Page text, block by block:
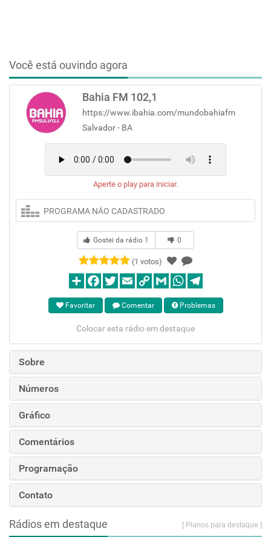
Você está ouvindo agora
Bahia FM 102,1
https://www.ibahia.com/mundobahiafm
Salvador - BA
Aperte o play para iniciar.
PROGRAMA NÃO CADASTRADO
Gostei da rádio 1 0
(1 votos)
Favoritar Comentar Problemas
Colocar esta rádio em destaque
Sobre
Números
Gráfico
Comentários
Programação
Contato
Rádios em destaque [ Planos para destaque ]